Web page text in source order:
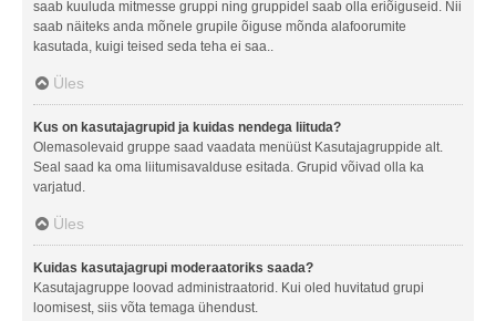
saab kuuluda mitmesse gruppi ning gruppidel saab olla eriõiguseid. Nii
saab näiteks anda mõnele grupile õiguse mõnda alafoorumite
kasutada, kuigi teised seda teha ei saa..
Üles
Kus on kasutajagrupid ja kuidas nendega liituda?
Olemasolevaid gruppe saad vaadata menüüst Kasutajagruppide alt.
Seal saad ka oma liitumisavalduse esitada. Grupid võivad olla ka
varjatud.
Üles
Kuidas kasutajagrupi moderaatoriks saada?
Kasutajagruppe loovad administraatorid. Kui oled huvitatud grupi
loomisest, siis võta temaga ühendust.